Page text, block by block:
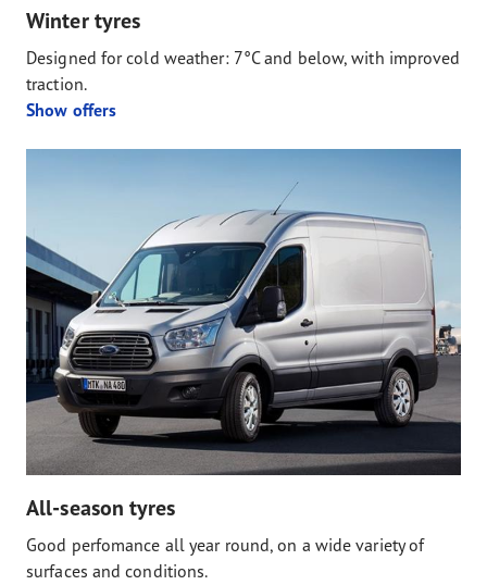
Winter tyres
Designed for cold weather: 7°C and below, with improved
traction.
Show offers
All-season tyres
Good perfomance all year round, on a wide variety of
surfaces and conditions.